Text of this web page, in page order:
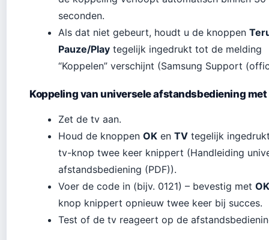
seconden.
Als dat niet gebeurt, houdt u de knoppen
Pauze/Play tegelijk ingedrukt tot de melding
“Koppelen” verschijnt (Samsung Support
Koppeling van universele afstandsbediening met
Zet de tv aan.
Houd de knoppen OK en TV tegelijk
tv-knop twee keer knippert (Handleiding
afstandsbediening (PDF)).
Voer de code in (bijv. 0121) – bevestig met OK
knop knippert opnieuw twee keer bij succes.
Test of de tv reageert op de